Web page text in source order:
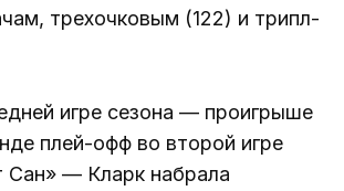
трехочковым (122) и трипл-
игре сезона — проигрыше
плей-офф во второй игре
Сан» — Кларк набрала